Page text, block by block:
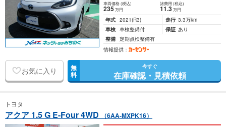
車両価格(税込)
235万円
諸費用 (税込)
11.3 万円
年式 2021(R3) 走行 3.3万km
車検 車検整備付 保証 あり
整備 定期点検整備有
情報提供：
お気に入り 無
料
今すぐ
在庫確認・見積依頼
トヨタ
アクア 1.5 G E-Four 4WD （6AA-MXPK16）